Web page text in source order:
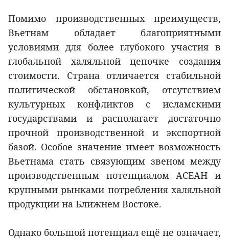
Помимо производственных преимуществ,
Вьетнам обладает благоприятными
условиями для более глубокого участия в
глобальной халяльной цепочке создания
стоимости. Страна отличается стабильной
политической обстановкой, отсутствием
культурных конфликтов с исламскими
государствами и располагает достаточно
прочной производственной и экспортной
базой. Особое значение имеет возможность
Вьетнама стать связующим звеном между
производственным потенциалом АСЕАН и
крупными рынками потребления халяльной
продукции на Ближнем Востоке.
Однако большой потенциал ещё не означает,